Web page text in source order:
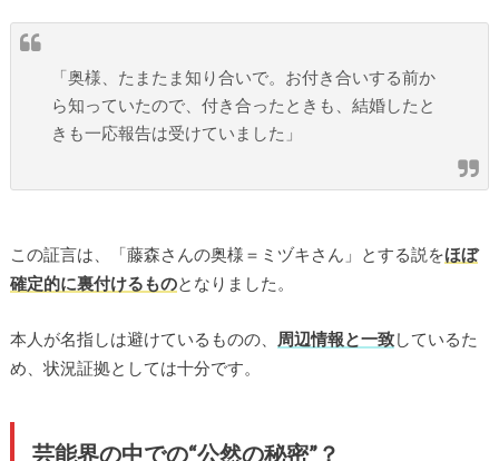
「奥様、たまたま知り合いで。お付き合いする前か
ら知っていたので、付き合ったときも、結婚したと
きも一応報告は受けていました」
この証言は、「藤森さんの奥様＝ミヅキさん」とする説をほぼ
確定的に裏付けるものとなりました。
本人が名指しは避けているものの、 周辺情報と一致しているた
め、状況証拠としては十分です。
芸能界の中での“公然の秘密”？